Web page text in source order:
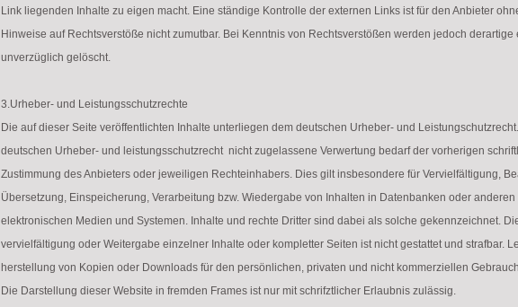
Link liegenden Inhalte zu eigen macht. Eine ständige Kontrolle der externen Links ist für den Anbieter
Hinweise auf Rechtsverstöße nicht zumutbar. Bei Kenntnis von Rechtsverstößen werden jedoch derartige
unverzüglich gelöscht.
3.Urheber- und Leistungsschutzrechte
Die auf dieser Seite veröffentlichten Inhalte unterliegen dem deutschen Urheber- und
deutschen Urheber- und leistungsschutzrecht nicht zugelassene Verwertung bedarf der vorherigen
Zustimmung des Anbieters oder jeweiligen Rechteinhabers. Dies gilt insbesondere für Vervielfältigung,
Übersetzung, Einspeicherung, Verarbeitung bzw. Wiedergabe von Inhalten in Datenbanken oder anderen
elektronischen Medien und Systemen. Inhalte und rechte Dritter sind dabei als solche gekennzeichnet.
vervielfältigung oder Weitergabe einzelner Inhalte oder kompletter Seiten ist nicht gestattet und strafbar.
herstellung von Kopien oder Downloads für den persönlichen, privaten und nicht kommerziellen
Die Darstellung dieser Website in fremden Frames ist nur mit schrifztlicher Erlaubnis zulässig.